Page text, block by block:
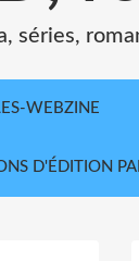
séries,
WEBZINE
D'ÉDITION